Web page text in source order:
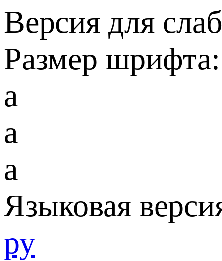
Версия для
Размер шрифта:
a
a
a
Языковая
ру